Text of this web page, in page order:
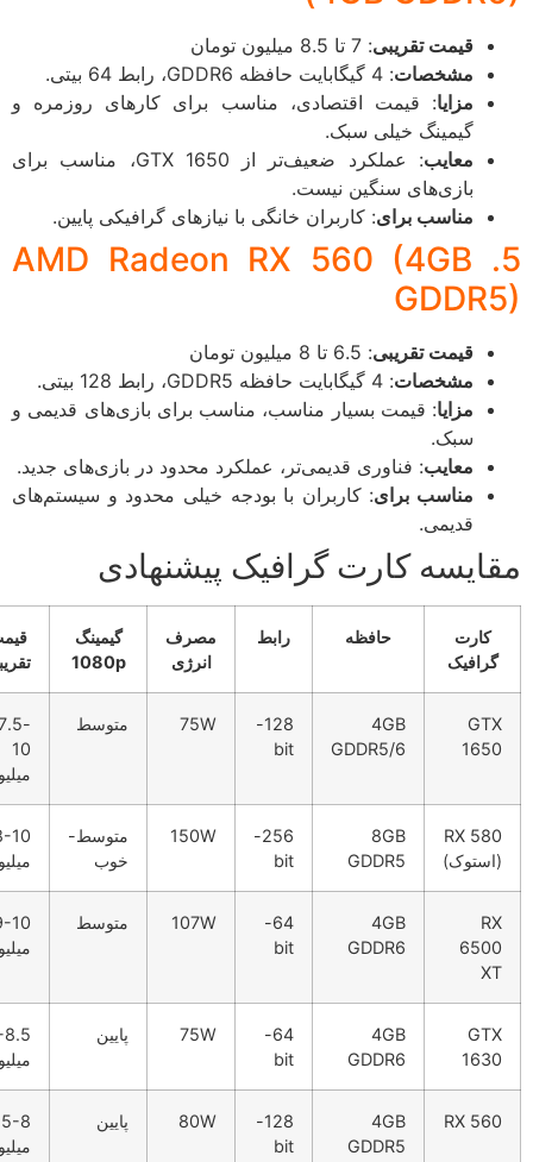
قیمت تقریبی: 7 تا 8.5 میلیون تومان
مشخصات: 4 گیگابایت حافظه GDDR6، رابط 64 بیتی.
مزایا : قیمت اقتصادی، مناسب برای کارهای روزمره و
گیمینگ خیلی سبک.
معایب
: عملکرد ضعیف‌تر از GTX 1650، مناسب برای
بازی‌های سنگین نیست.
مناسب برای : کاربران خانگی با نیازهای گرافیکی پایین.
5. AMD Radeon RX 560 (4GB
قیمت تقریبی: 6.5 تا 8 میلیون تومان
مشخصات: 4 گیگابایت حافظه GDDR5، رابط 128 بیتی.
مزایا : قیمت بسیار مناسب، مناسب برای بازی‌های قدیمی و
سبک.
معایب: فناوری قدیمی‌تر، عملکرد محدود در بازی‌های جدید.
مناسب برای : کاربران با بودجه خیلی محدود و سیستم‌های
قدیمی.
کارت گرافیک پیشنهادی
کارت
گرافیک
حافظه
مصرف
انرژی
گیمینگ
1080p
قیمت
تقریبی
GDDR5/6
128-
75W متوسط
میلیون
RX
GDDR5
256-
150W
متوسط-
8-10
میلیون
GDDR6
107W متوسط
9-10
میلیون
GDDR6
75W
7-8.5
میلیون
RX
GDDR5
128-
80W
6.5-8
میلیون